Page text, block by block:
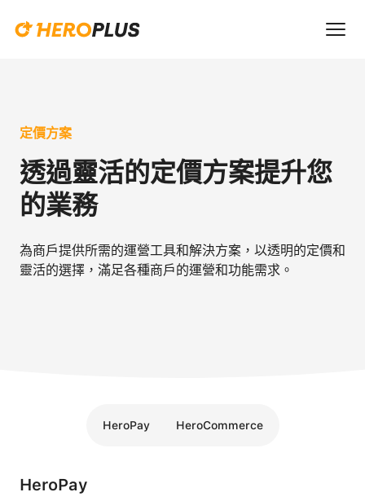
定價方案
透過靈活的定價方案提升您
的業務
為商戶提供所需的運營工具和解決方案，以透明的定價和
靈活的選擇，滿足各種商戶的運營和功能需求。
HeroPay HeroCommerce
HeroPay